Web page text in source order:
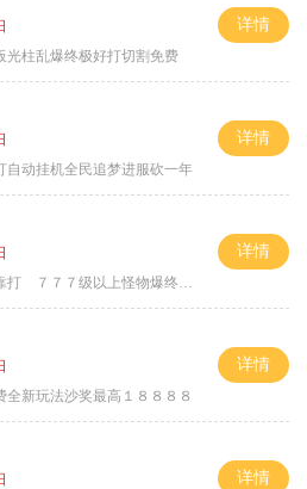
光柱乱爆终极好打切割免费
详情
自动挂机全民追梦进服砍一年
详情
７７７级以上怪物爆终极
详情
全新玩法沙奖最高１８８８８
详情
详情